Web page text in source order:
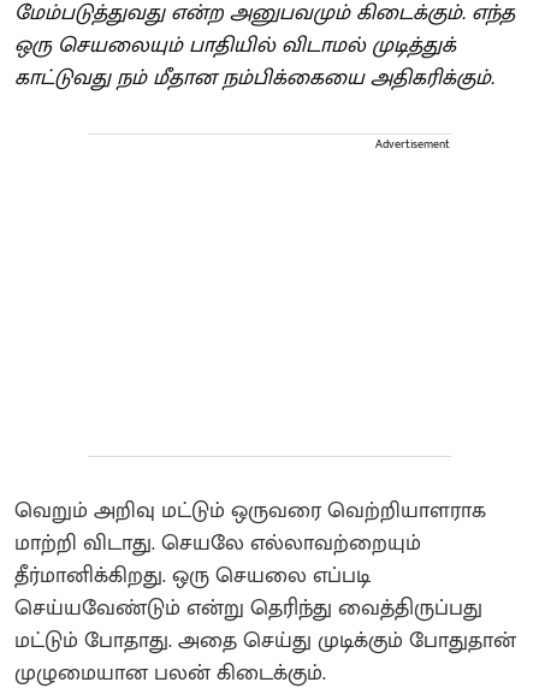
மேம்படுத்துவது என்ற அனுபவமும் கிடைக்கும். எந்த
ஒரு செயலையும் பாதியில் விடாமல் முடித்துக்
காட்டுவது நம் மீதான நம்பிக்கையை அதிகரிக்கும்.
Advertisement
வெறும் அறிவு மட்டும் ஒருவரை வெற்றியாளராக
மாற்றி விடாது. செயலே எல்லாவற்றையும்
தீர்மானிக்கிறது. ஒரு செயலை எப்படி
செய்யவேண்டும் என்று தெரிந்து வைத்திருப்பது
மட்டும் போதாது. அதை செய்து முடிக்கும் போதுதான்
முழுமையான பலன் கிடைக்கும்.